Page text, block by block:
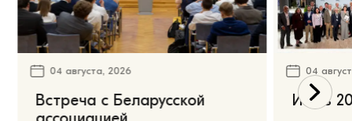
04 августа, 2026
Встреча с Беларусской
04
Июль